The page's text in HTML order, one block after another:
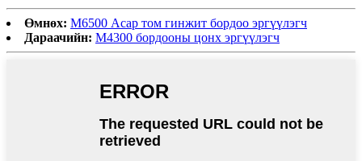
Өмнөх: M6500 Асар том гинжит бордоо эргүүлэгч
Дараачийн: M4300 бордооны цонх эргүүлэгч